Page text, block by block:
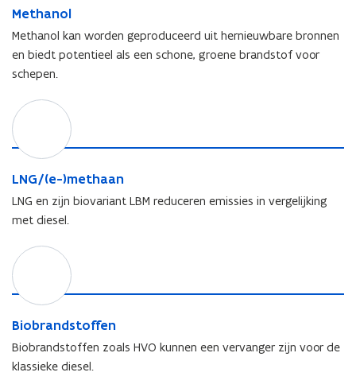
e
r
j
a
n
d
r
j
v
i
b
a
t
t
i
j
a
n
d
r
v
i
g
a
o
l
Methanol
M
e
h
a
o
l
Methanol kan worden geproduceerd uit hernieuwbare bronnen
en biedt potentieel als een schone, groene brandstof voor
schepen.
N
G
(
-
)
e
t
h
a
n
LNG/(e-)methaan
L
N
/
e
-
)
e
t
h
LNG en zijn biovariant LBM reduceren emissies in vergelijking
met diesel.
i
o
r
n
d
Biobrandstoffen
B
i
o
b
Biobrandstoffen zoals HVO kunnen een vervanger zijn voor de
klassieke diesel.